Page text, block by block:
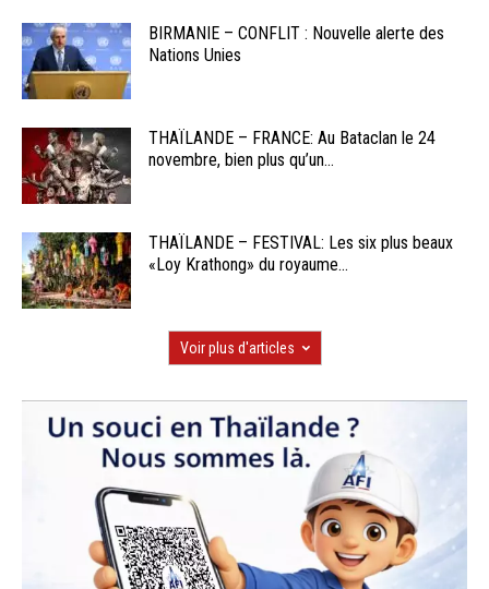
BIRMANIE – CONFLIT : Nouvelle alerte des
Nations Unies
THAÏLANDE – FRANCE: Au Bataclan le 24
novembre, bien plus qu’un...
THAÏLANDE – FESTIVAL: Les six plus beaux
«Loy Krathong» du royaume...
Voir plus d'articles